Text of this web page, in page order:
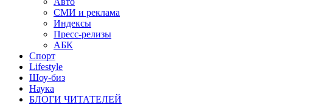
СМИ и реклама
Индексы
Пресс-релизы
АБК
Спорт
Lifestyle
Шоу-биз
Наука
БЛОГИ ЧИТАТЕЛЕЙ